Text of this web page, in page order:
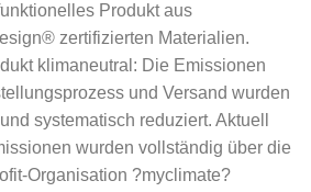
Produkt aus
zertifizierten Materialien.
klimaneutral: Die Emissionen
und Versand wurden
systematisch reduziert. Aktuell
wurden vollständig über die
Organisation ?myclimate?